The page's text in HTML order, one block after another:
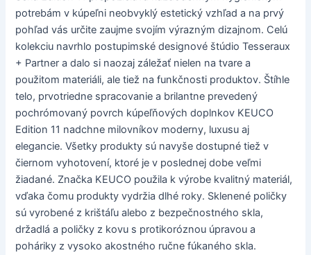
potrebám v kúpeľni neobvyklý estetický vzhľad a na prvý
pohľad vás určite zaujme svojím výrazným dizajnom. Celú
kolekciu navrhlo postupimské designové štúdio Tesseraux
+ Partner a dalo si naozaj záležať nielen na tvare a
použitom materiáli, ale tiež na funkčnosti produktov. Štíhle
telo, prvotriedne spracovanie a brilantne prevedený
pochrómovaný povrch kúpeľňových doplnkov KEUCO
Edition 11 nadchne milovníkov moderny, luxusu aj
elegancie. Všetky produkty sú navyše dostupné tiež v
čiernom vyhotovení, ktoré je v poslednej dobe veľmi
žiadané. Značka KEUCO použila k výrobe kvalitný materiál,
vďaka čomu produkty vydržia dlhé roky. Sklenené poličky
sú vyrobené z krištáľu alebo z bezpečnostného skla,
držadlá a poličky z kovu s protikoróznou úpravou a
poháriky z vysoko akostného ručne fúkaného skla.